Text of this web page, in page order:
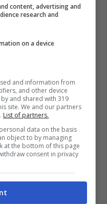
qui. La famiglia
una new entry di
che promette di
segmento
emozioni in
quattro
R, la 390 SMC R,
R 2025.
dimenticato
2025 si rinnovano,
E si aggiorna con
content, advertising and
research and
on a device
and information from
and other device
and shared with 319
site. We and our partners
List of partners.
data on the basis
object to by managing
at the bottom of this page
consent in privacy